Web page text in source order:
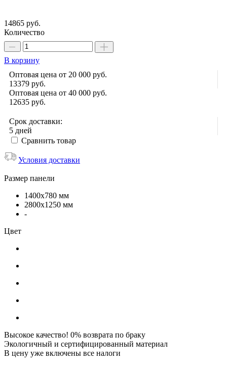
14865 руб.
Количество
В корзину
Оптовая цена от 20 000 руб.
13379 руб.
Оптовая цена от 40 000 руб.
12635 руб.
Срок доставки:
5 дней
Сравнить товар
Условия доставки
Размер панели
1400x780 мм
2800x1250 мм
-
Цвет
Высокое качество! 0% возврата по браку
Экологичный и сертифицированный материал
В цену уже включены все налоги